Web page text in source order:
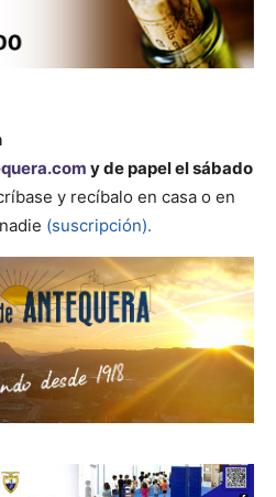
y de papel el sábado
y recíbalo en casa o en
(suscripción).